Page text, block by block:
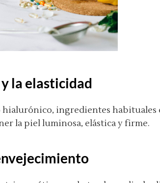
la elasticidad
hialurónico, ingredientes habituales
la piel luminosa, elástica y firme.